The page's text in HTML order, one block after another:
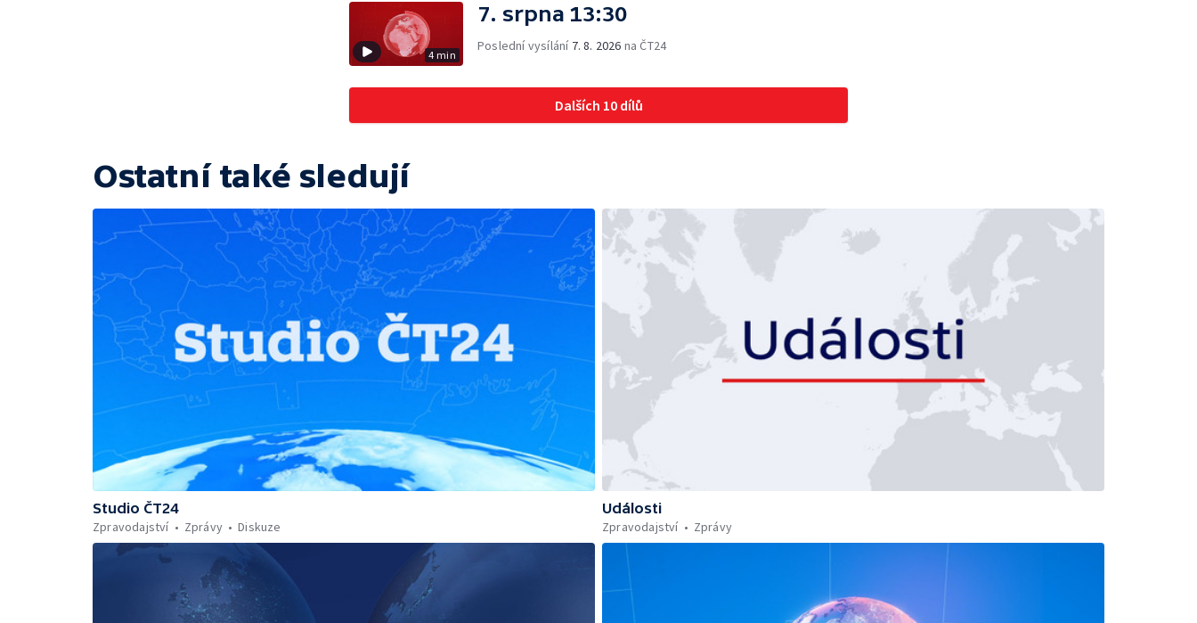
4 min
7. srpna 13:30
Poslední vysílání 7. 8. 2026 na ČT24
Dalších 10 dílů
Ostatní také sledují
Studio ČT24
Zpravodajství
Zprávy Diskuze
Události
Zpravodajství
Zprávy